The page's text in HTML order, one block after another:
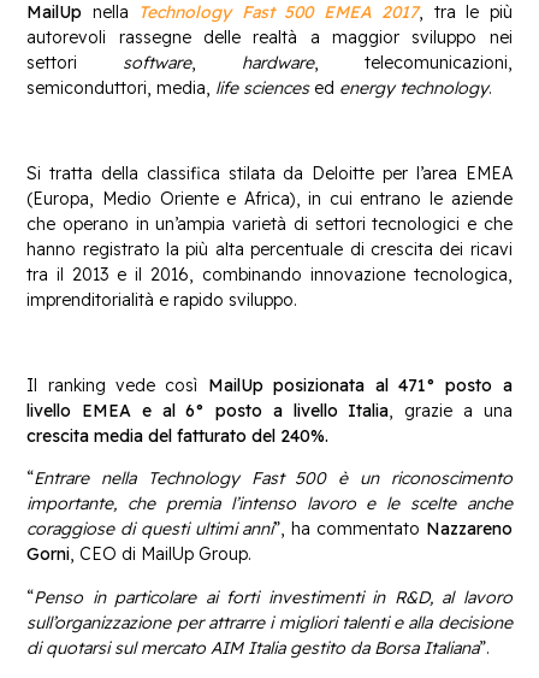
GDPR NIS2 Bandi ISO 27001
Sviluppo software BeeProd
MailUp nella Technology Fast 500 EMEA 2017, tra le più
autorevoli rassegne delle realtà a maggior sviluppo nei
settori software, hardware, telecomunicazioni,
semiconduttori, media, life sciencesed energy technology.
Si tratta della classifica stilata da Deloitte per l’area EMEA
(Europa, Medio Oriente e Africa), in cui entrano le aziende
che operano in un’ampia varietà di settori tecnologici e che
hanno registrato la più alta percentuale di crescita dei ricavi
tra il 2013 e il 2016, combinando innovazione tecnologica,
imprenditorialità e rapido sviluppo.
Il ranking vede così MailUp posizionata al 471° posto a
livello EMEA e al 6° posto a livello Italia, grazie a una
crescita media del fatturato del 240%.
“Entrare nella Technology Fast 500 è un riconoscimento
importante, che premia l’intenso lavoro e le scelte anche
coraggiose di questi ultimi anni”, ha commentato Nazzareno
Gorni, CEO di MailUp Group.
“Penso in particolare ai forti investimenti in R&D, al lavoro
sull’organizzazione per attrarre i migliori talenti e alla decisione
di quotarsi sul mercato AIM Italia gestito da Borsa Italiana”.